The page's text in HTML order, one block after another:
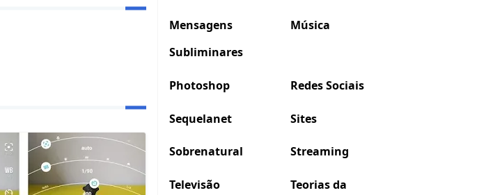
Mensagens
Subliminares
Música
Photoshop Redes Sociais
Sequelanet Sites
Sobrenatural Streaming
Televisão
Teorias da